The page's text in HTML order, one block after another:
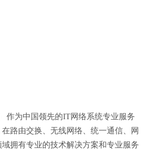
作为中国领先的IT网络系统专业服务
路由交换、无线网络、统一通信、网
拥有专业的技术解决方案和专业服务